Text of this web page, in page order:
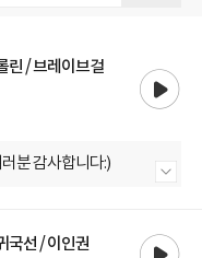
린 / 브레이브걸
여러분 감사합니다:)
국선 / 이인권